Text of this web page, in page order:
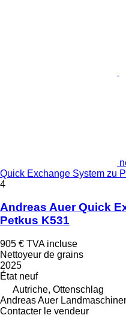
Quick Exchange System zu
4
Andreas Auer Quick
Petkus K531
905 € TVA incluse
Nettoyeur de grains
2025
Étatneuf
Autriche, Ottenschlag
Andreas Auer
Contacter le vendeur